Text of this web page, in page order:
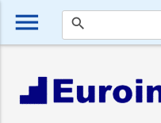
menu search